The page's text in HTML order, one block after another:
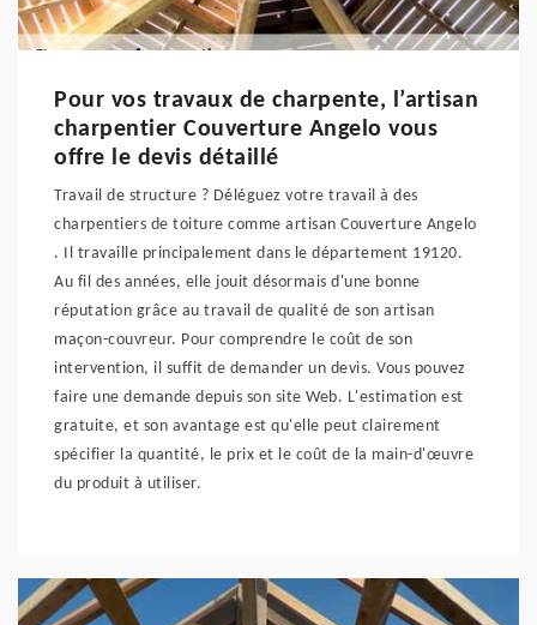
Pour vos travaux de charpente, l’artisan
charpentier Couverture Angelo vous
offre le devis détaillé
Travail de structure ? Déléguez votre travail à des
charpentiers de toiture comme artisan Couverture Angelo
. Il travaille principalement dans le département 19120.
Au fil des années, elle jouit désormais d'une bonne
réputation grâce au travail de qualité de son artisan
maçon-couvreur. Pour comprendre le coût de son
intervention, il suffit de demander un devis. Vous pouvez
faire une demande depuis son site Web. L'estimation est
gratuite, et son avantage est qu'elle peut clairement
spécifier la quantité, le prix et le coût de la main-d'œuvre
du produit à utiliser.